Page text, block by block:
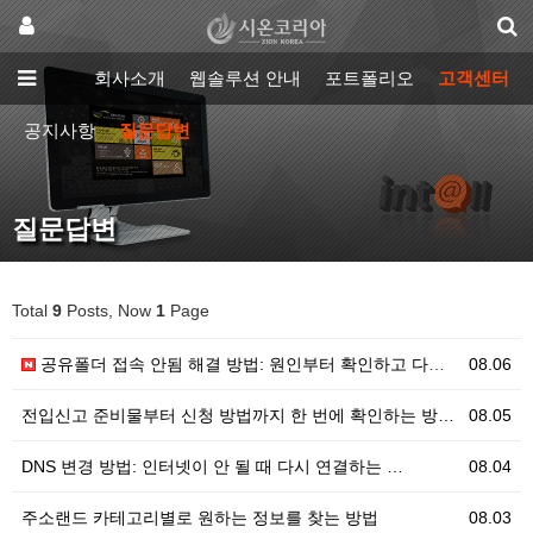
회사소개 웹솔루션 안내 포트폴리오 고객센터
공지사항 질문답변
질문답변
Total 9 Posts, Now 1 Page
08.06
공유폴더 접속 안됨 해결 방법: 원인부터 확인하고 다시…
08.05
전입신고 준비물부터 신청 방법까지 한 번에 확인하는 방…
08.04
DNS 변경 방법: 인터넷이 안 될 때 다시 연결하는 …
08.03
주소랜드 카테고리별로 원하는 정보를 찾는 방법